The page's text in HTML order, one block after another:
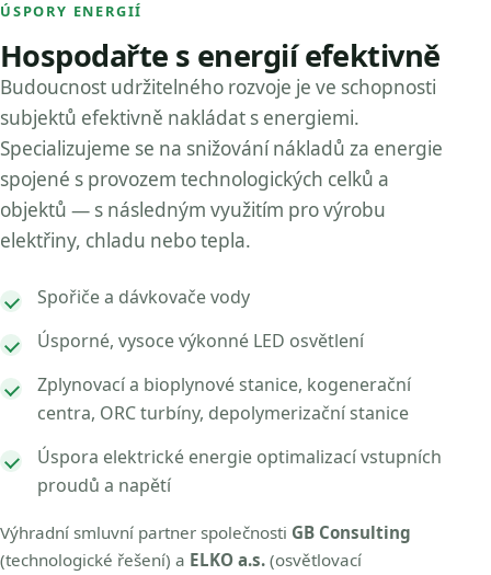
ÚSPORY ENERGIÍ
Hospodařte s energií efektivně
Budoucnost udržitelného rozvoje je ve schopnosti
subjektů efektivně nakládat s energiemi.
Specializujeme se na snižování nákladů za energie
spojené s provozem technologických celků a
objektů — s následným využitím pro výrobu
elektřiny, chladu nebo tepla.
Spořiče a dávkovače vody
Úsporné, vysoce výkonné LED osvětlení
Zplynovací a bioplynové stanice, kogenerační
centra, ORC turbíny, depolymerizační stanice
Úspora elektrické energie optimalizací vstupních
proudů a napětí
Výhradní smluvní partner společnosti GB Consulting
(technologické řešení) a ELKO a.s. (osvětlovací